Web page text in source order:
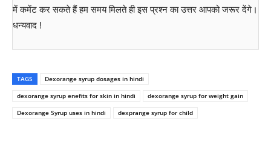
में कमेंट कर सकते हैं हम समय मिलते ही इस प्रश्न का उत्तर आपको जरूर देंगे।
धन्यवाद !
TAGS
Dexorange syrup dosages in hindi
dexorange syrup enefits for skin in hindi
dexorange syrup for weight gain
Dexorange Syrup uses in hindi
dexprange syrup for child